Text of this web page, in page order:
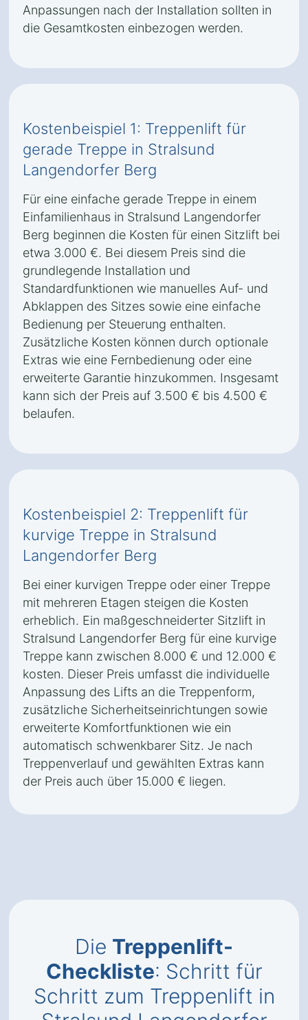
Anpassungen nach der Installation sollten in
die Gesamtkosten einbezogen werden.
Kostenbeispiel 1: Treppenlift für
gerade Treppe in Stralsund
Langendorfer Berg
Für eine einfache gerade Treppe in einem
Einfamilienhaus in Stralsund Langendorfer
Berg beginnen die Kosten für einen Sitzlift bei
etwa 3.000 €. Bei diesem Preis sind die
grundlegende Installation und
Standardfunktionen wie manuelles Auf- und
Abklappen des Sitzes sowie eine einfache
Bedienung per Steuerung enthalten.
Zusätzliche Kosten können durch optionale
Extras wie eine Fernbedienung oder eine
erweiterte Garantie hinzukommen. Insgesamt
kann sich der Preis auf 3.500 € bis 4.500 €
belaufen.
Kostenbeispiel 2: Treppenlift für
kurvige Treppe in Stralsund
Langendorfer Berg
Bei einer kurvigen Treppe oder einer Treppe
mit mehreren Etagen steigen die Kosten
erheblich. Ein maßgeschneiderter Sitzlift in
Stralsund Langendorfer Berg für eine kurvige
Treppe kann zwischen 8.000 € und 12.000 €
kosten. Dieser Preis umfasst die individuelle
Anpassung des Lifts an die Treppenform,
zusätzliche Sicherheitseinrichtungen sowie
erweiterte Komfortfunktionen wie ein
automatisch schwenkbarer Sitz. Je nach
Treppenverlauf und gewählten Extras kann
der Preis auch über 15.000 € liegen.
Die Treppenlift-
Checkliste: Schritt für
Schritt zum Treppenlift in